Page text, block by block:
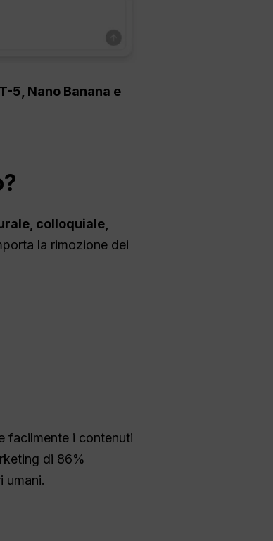
5, Nano Banana e
colloquiale,
la rimozione dei
facilmente i contenuti
di 86%
umani.